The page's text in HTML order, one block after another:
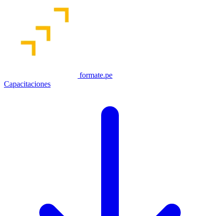
formate.pe
Capacitaciones